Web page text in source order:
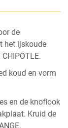
de
het ijskoude
CHIPOTLE.
koud en vorm
en de knoflook
Kruid de
,